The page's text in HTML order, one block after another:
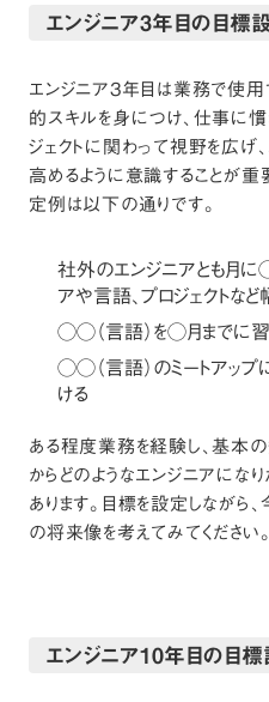
エンジニア3年目の目標
エンジニア3年目は業務で使
的スキルを身につけ、仕事に
ジェクトに関わって視野を広げ
高めるように意識することが
定例は以下の通りです。
社外のエンジニアとも月に
アや言語、プロジェクトな
◯◯（言語）を◯月までに
◯◯（言語）のミートアップ
ける
ある程度業務を経験し、基本
からどのようなエンジニアにな
あります。目標を設定しながら
の将来像を考えてみてください。
エンジニア10年目の目